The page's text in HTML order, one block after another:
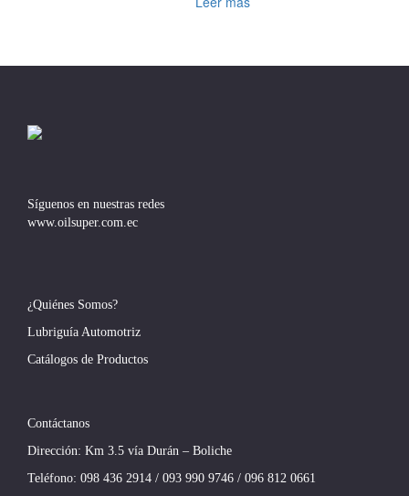
Síguenos en nuestras redes
www.oilsuper.com.ec
¿Quiénes Somos?
Lubriguía Automotriz
Catálogos de Productos
Contáctanos
Dirección: Km 3.5 vía Durán – Boliche
Teléfono: 098 436 2914 / 093 990 9746 / 096 812 0661